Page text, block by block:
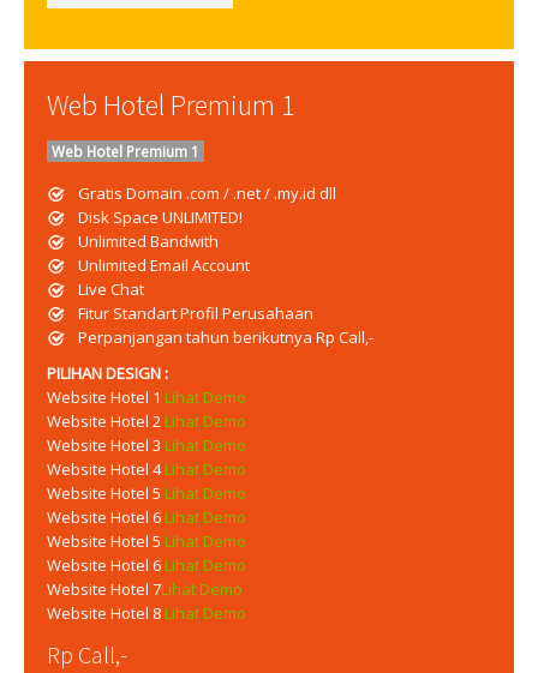
Web Hotel Premium 1
Web Hotel Premium 1
Gratis Domain .com / .net / .my.id dll
Disk Space UNLIMITED!
Unlimited Bandwith
Unlimited Email Account
Live Chat
Fitur Standart Profil Perusahaan
Perpanjangan tahun berikutnya Rp Call,-
PILIHAN DESIGN :
Website Hotel 1 Lihat Demo
Website Hotel 2 Lihat Demo
Website Hotel 3 Lihat Demo
Website Hotel 4Lihat Demo
Website Hotel 5 Lihat Demo
Website Hotel 6 Lihat Demo
Website Hotel 5 Lihat Demo
Website Hotel 6 Lihat Demo
Website Hotel 7Lihat Demo
Website Hotel 8 Lihat Demo
Rp Call,-